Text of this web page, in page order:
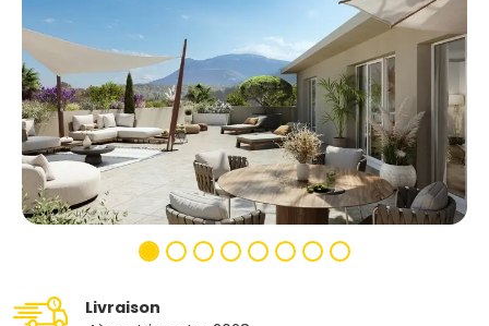
Livraison